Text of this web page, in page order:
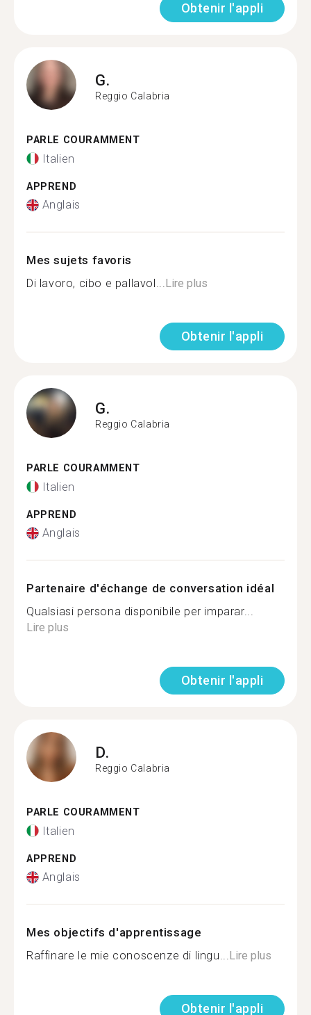
Obtenir l'appli
G.
Reggio Calabria
PARLE COURAMMENT
Italien
APPREND
Anglais
Mes sujets favoris
Di lavoro, cibo e pallavol...Lire plus
Obtenir l'appli
G.
Reggio Calabria
PARLE COURAMMENT
Italien
APPREND
Anglais
Partenaire d'échange de conversation idéal
Qualsiasi persona disponibile per imparar...
Lire plus
Obtenir l'appli
D.
Reggio Calabria
PARLE COURAMMENT
Italien
APPREND
Anglais
Mes objectifs d'apprentissage
Raffinare le mie conoscenze di lingu...Lire plus
Obtenir l'appli